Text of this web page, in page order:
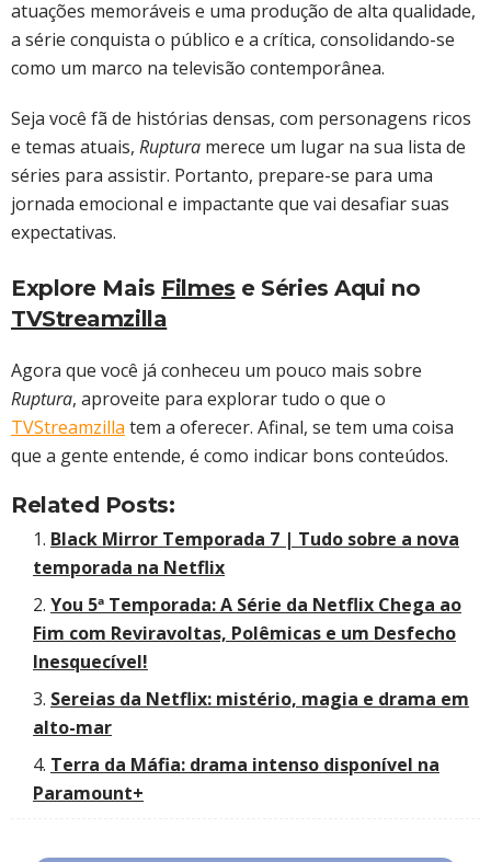
atuações memoráveis e uma produção de alta qualidade,
a série conquista o público e a crítica, consolidando-se
como um marco na televisão contemporânea.
Seja você fã de histórias densas, com personagens ricos
e temas atuais, Ruptura merece um lugar na sua lista de
séries para assistir. Portanto, prepare-se para uma
jornada emocional e impactante que vai desafiar suas
expectativas.
Explore Mais Filmes e Séries Aqui no
TVStreamzilla
Agora que você já conheceu um pouco mais sobre
Ruptura, aproveite para explorar tudo o que o
TVStreamzilla tem a oferecer. Afinal, se tem uma coisa
que a gente entende, é como indicar bons conteúdos.
Related Posts:
Black Mirror Temporada 7 | Tudo sobre a nova
temporada na Netflix
You 5ª Temporada: A Série da Netflix Chega ao
Fim com Reviravoltas, Polêmicas e um Desfecho
Inesquecível!
Sereias da Netflix: mistério, magia e drama em
alto-mar
Terra da Máfia: drama intenso disponível na
Paramount+